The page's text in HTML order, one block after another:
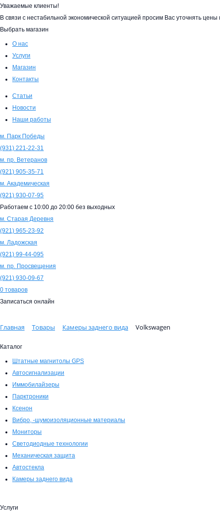
Уважаемые клиенты!
В связи с нестабильной экономической ситуацией просим Вас уточнять
Выбрать магазин
О нас
Услуги
Магазин
Контакты
Статьи
Новости
Наши работы
м. Парк Победы
(931) 221-22-31
м. пр. Ветеранов
(921) 905-35-71
м. Академическая
(921) 930-07-95
Работаем с 10:00 до 20:00 без выходных
м. Старая Деревня
(921) 965-23-92
м. Ладожская
(921) 99-44-095
м. пр. Просвещения
(921) 930-09-67
0 товаров
Записаться онлайн
Главная Товары Камеры заднего вида Volkswagen
Каталог
Штатные магнитолы GPS
Автосигнализации
Иммобилайзеры
Парктроники
Ксенон
Вибро, -шумоизоляционные материалы
Мониторы
Светодиодные технологии
Механическая защита
Автостекла
Камеры заднего вида
Услуги